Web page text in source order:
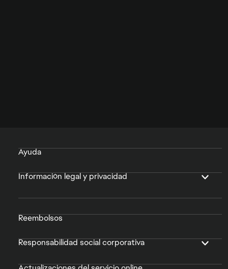
Ayuda
Información legal y privacidad
Reembolsos
Responsabilidad social corporativa